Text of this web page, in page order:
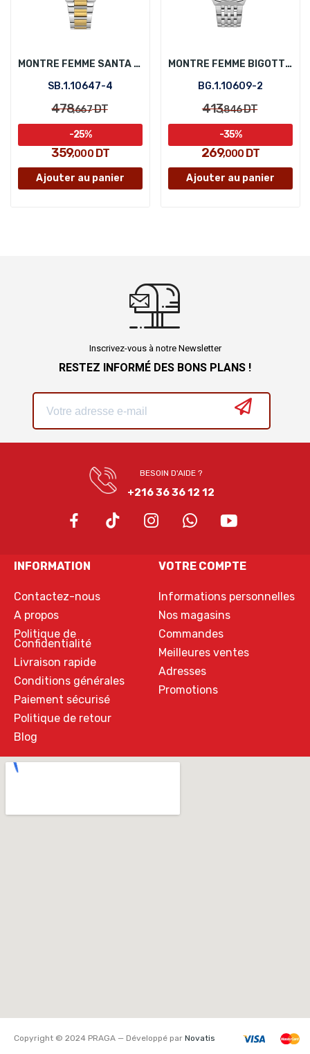
MONTRE FEMME SANTA BARBARA POLO SB.1.10647-4
SB.1.10647-4
478,667DT
359,000DT
-25%
Ajouter au panier
MONTRE FEMME BIGOTTI BG.1.10609-2
BG.1.10609-2
413,846DT
269,000 DT
-35%
Ajouter au panier
Inscrivez-vous à notre Newsletter
RESTEZ INFORMÉ DES BONS PLANS !
BESOIN D'AIDE ?
+216 36 36 12 12
INFORMATION
Contactez-nous
A propos
Politique de
Confidentialité
Livraison rapide
Conditions générales
Paiement sécurisé
Politique de retour
Blog
VOTRE COMPTE
Informations personnelles
Nos magasins
Commandes
Meilleures ventes
Adresses
Promotions
Copyright © 2024 PRAGA — Développé par Novatis